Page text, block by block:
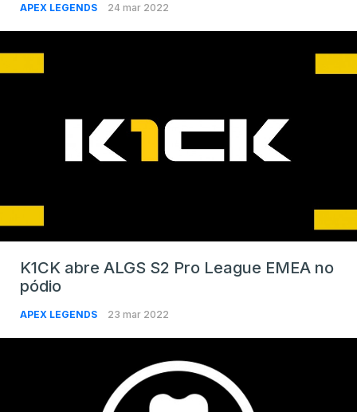
APEX LEGENDS 24 mar 2022
K1CK abre ALGS S2 Pro League EMEA no
pódio
APEX LEGENDS 23 mar 2022